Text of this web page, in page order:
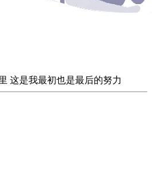
这是我最初也是最后的努力